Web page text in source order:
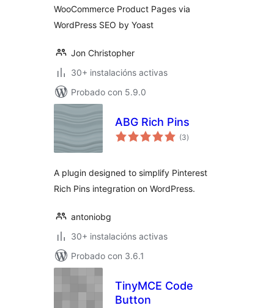
WooCommerce Product Pages via
WordPress SEO by Yoast
Jon Christopher
30+ instalacións activas
Probado con 5.9.0
ABG Rich Pins
(3valoracións
totais
)
A plugin designed to simplify Pinterest
Rich Pins integration on WordPress.
antoniobg
30+ instalacións activas
Probado con 3.6.1
TinyMCE Code
Button